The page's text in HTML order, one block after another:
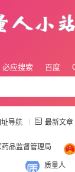
必应搜索 百度
址导航 最新文章
药品监督管理局
质量人